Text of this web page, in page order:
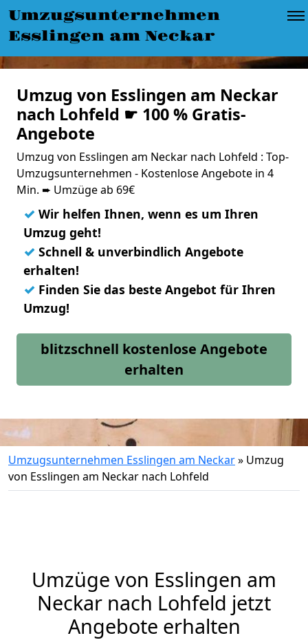
Umzugsunternehmen
Esslingen am Neckar
Umzug von Esslingen am Neckar
nach Lohfeld ☛ 100 % Gratis-
Angebote
Umzug von Esslingen am Neckar nach Lohfeld : Top-
Umzugsunternehmen - Kostenlose Angebote in 4
Min. ➨ Umzüge ab 69€
✓ Wir helfen Ihnen, wenn es um Ihren
Umzug geht!
✓ Schnell & unverbindlich Angebote
erhalten!
✓ Finden Sie das beste Angebot für Ihren
Umzug!
blitzschnell kostenlose Angebote
erhalten
Umzugsunternehmen Esslingen am Neckar» Umzug
von Esslingen am Neckar nach Lohfeld
Umzüge von Esslingen am
Neckar nach Lohfeld jetzt
Angebote erhalten